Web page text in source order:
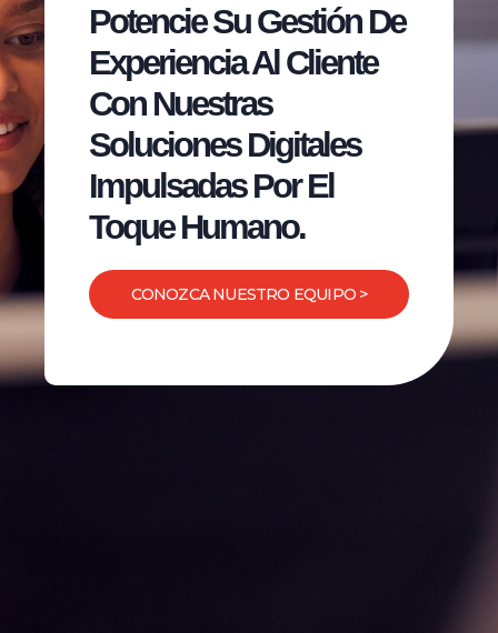
Potencie Su Gestión De
Experiencia Al Cliente
Con Nuestras
Soluciones Digitales
Impulsadas Por El
Toque Humano.
CONOZCA NUESTRO EQUIPO >